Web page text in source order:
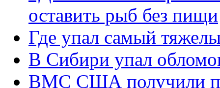
оставить рыб без пищи
Где упал самый
В Сибири упал
ВМС США получили